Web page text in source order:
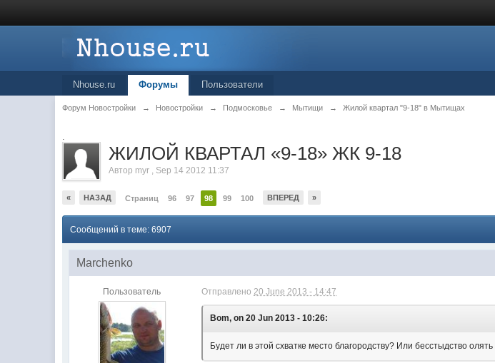
Nhouse.ru Форумы Пользователи
Форум Новостройки → Новостройки → Подмосковье → Мытищи → Жилой квартал "9-18" в Мытищах
.
ЖИЛОЙ КВАРТАЛ «9-18» ЖК 9-18
Автор myr , Sep 14 2012 11:37
« НАЗАД Страниц 96 97 98 99 100 ВПЕРЕД »
Сообщений в теме: 6907
Marchenko
Пользователь Отправлено20 June 2013 - 14:47
Bom, on 20 Jun 2013 - 10:26:
Будет ли в этой схватке место благородству? Или бесстыдство